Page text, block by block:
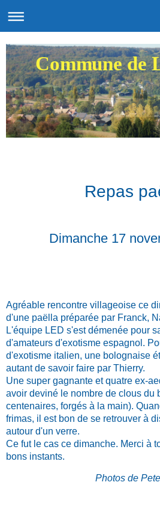
Commune de
Repas
Dimanche 17
Agréable rencontre villageoise ce
d'une paëlla préparée par Franck, N
L'équipe LED s'est démenée pour
d'amateurs d'exotisme espagnol.
d'exotisme italien, une bolognaise
autant de savoir faire par Thierry.
Une super gagnante et quatre ex-
avoir deviné le nombre de clous du
centenaires, forgés à la main).
frimas, il est bon de se retrouver à
autour d'un verre.
Ce fut le cas ce dimanche. Merci à
bons instants.
Photos de